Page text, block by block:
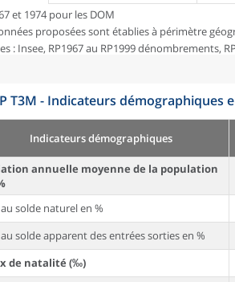
et 1974 pour les DOM
proposées sont établies à périmètre
: Insee, RP1967 au RP1999 dénombrements,
T3M - Indicateurs démographiques
Indicateurs démographiques
annuelle moyenne de la population
solde naturel en %
solde apparent des entrées sorties en %
de natalité (‰)